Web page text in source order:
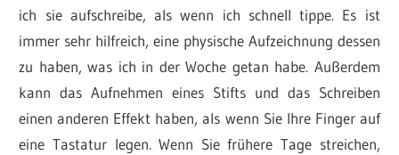
ich sie aufschreibe, als wenn ich schnell tippe. Es ist
immer sehr hilfreich, eine physische Aufzeichnung dessen
zu haben, was ich in der Woche getan habe. Außerdem
kann das Aufnehmen eines Stifts und das Schreiben
einen anderen Effekt haben, als wenn Sie Ihre Finger auf
eine Tastatur legen. Wenn Sie frühere Tage streichen,